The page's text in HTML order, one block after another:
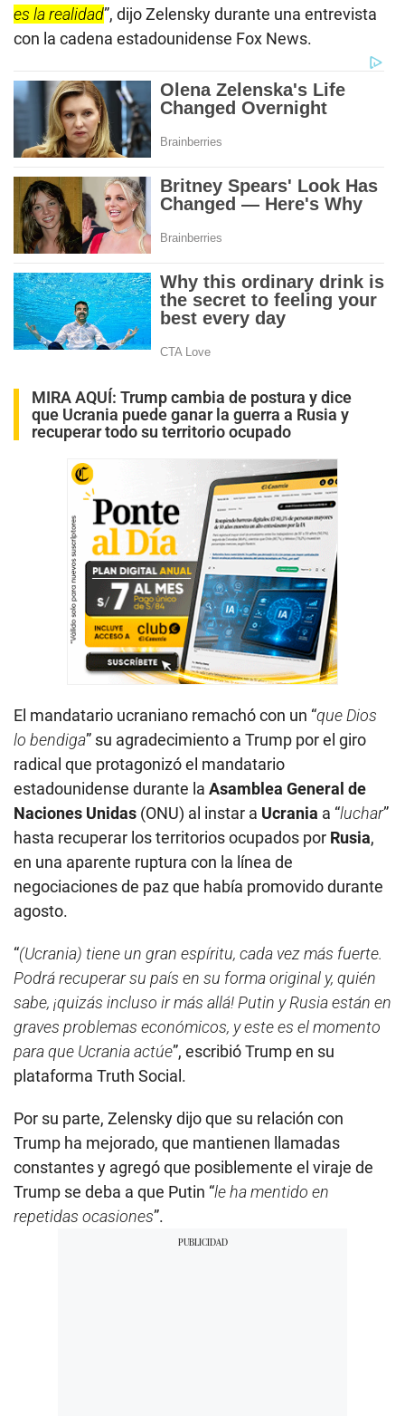
es la realidad”, dijo Zelensky durante una entrevista
con la cadena estadounidense Fox News.
MIRA AQUÍ: Trump cambia de postura y dice
que Ucrania puede ganar la guerra a Rusia y
recuperar todo su territorio ocupado
El mandatario ucraniano remachó con un “que Dios
lo bendiga” su agradecimiento a Trump por el giro
radical que protagonizó el mandatario
estadounidense durante la Asamblea General de
Naciones Unidas (ONU) al instar a Ucrania a “luchar”
hasta recuperar los territorios ocupados por Rusia,
en una aparente ruptura con la línea de
negociaciones de paz que había promovido durante
agosto.
“(Ucrania) tiene un gran espíritu, cada vez más fuerte.
Podrá recuperar su país en su forma original y, quién
sabe, ¡quizás incluso ir más allá! Putin y Rusia están en
graves problemas económicos, y este es el momento
para que Ucrania actúe”, escribió Trump en su
plataforma Truth Social.
Por su parte, Zelensky dijo que su relación con
Trump ha mejorado, que mantienen llamadas
constantes y agregó que posiblemente el viraje de
Trump se deba a que Putin “le ha mentido en
repetidas ocasiones”.